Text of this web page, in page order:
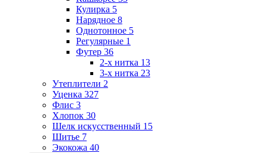
Кулирка 5
Нарядное 8
Однотонное 5
Регулярные 1
Футер 36
2-х нитка 13
3-х нитка 23
Утеплители 2
Уценка 327
Флис 3
Хлопок 30
Шелк искусственный 15
Шитье 7
Экокожа 40